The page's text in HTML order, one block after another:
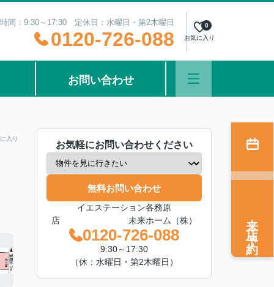
間：9:30～17:30 定休日：水曜日・第2木曜日
0120-726-088 お気に入り
0
お問い合わせ
入り
お気軽にお問い合わせください
無料お問い合わせ
イエステーション各務原
店 未来ホーム（株）
0120-726-088
9:30～17:30
（休：水曜日・第2木曜日）
来店予約